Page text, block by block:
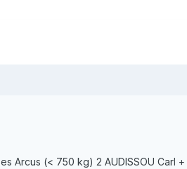
Arcus (< 750 kg) 2 AUDISSOU Carl +